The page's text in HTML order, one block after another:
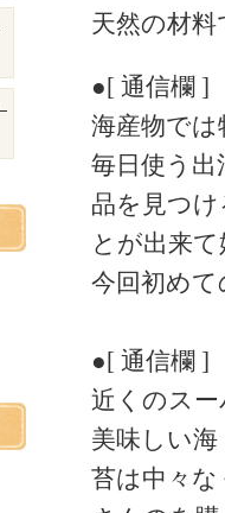
天然の材
●[ 通信欄 ]
海産物では
毎日使う
品を見つ
とが出来
今回初め
●[ 通信欄 ]
近くのス
美味しい海
苔は中々